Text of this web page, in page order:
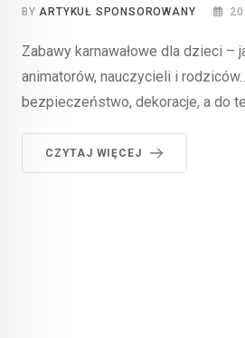
BY ARTYKUŁ SPONSOROWANY
Zabawy karnawałowe dla dzieci –
animatorów, nauczycieli i
bezpieczeństwo, dekoracje, a do
CZYTAJ WIĘCEJ